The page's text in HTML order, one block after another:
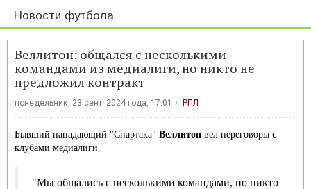
Новости футбола
Веллитон: общался с несколькими
командами из медиалиги, но никто не
предложил контракт
понедельник, 23 сент. 2024 года, 17:01 РПЛ
Бывший нападающий "Спартака" Веллитон вел переговоры с
клубами медиалиги.
"Мы общались с несколькими командами, но никто